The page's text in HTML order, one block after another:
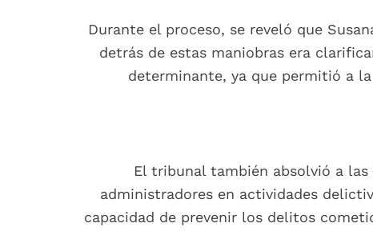
Durante el proceso, se reveló que
detrás de estas maniobras era
determinante, ya que permitió a
El tribunal también absolvió a
administradores en actividades
capacidad de prevenir los delitos